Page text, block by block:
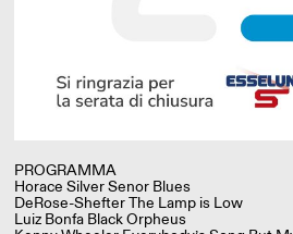
PROGRAMMA
Horace Silver Senor Blues
DeRose-Shefter The Lamp is Low
Luiz Bonfa Black Orpheus